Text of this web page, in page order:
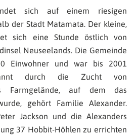
sich auf einem riesigen
der Stadt Matamata. Der kleine,
sich eine Stunde östlich von
Neuseelands. Die Gemeinde
Einwohner und war bis 2001
durch die Zucht von
Farmgelände, auf dem das
gehört Familie Alexander.
Jackson und die Alexanders
37 Hobbit-Höhlen zu errichten